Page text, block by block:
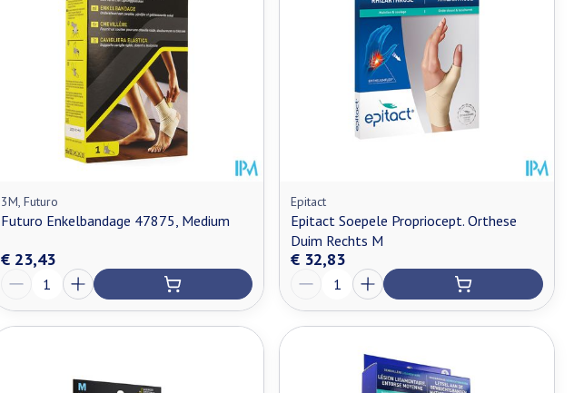
3M, Futuro
Futuro Enkelbandage 47875, Medium
€ 23,43
Aantal
Epitact
Epitact Soepele Propriocept. Orthese
Duim Rechts M
€ 32,83
Aantal